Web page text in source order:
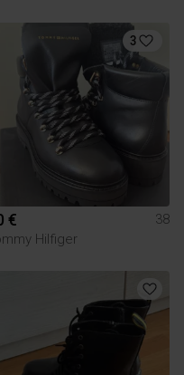
3
€
38
Hilfiger